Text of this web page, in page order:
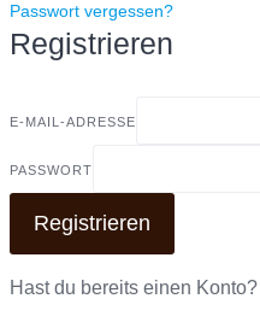
Passwort vergessen?
Registrieren
E-MAIL-ADRESSE
PASSWORT
Registrieren
Hast du bereits einen Konto?